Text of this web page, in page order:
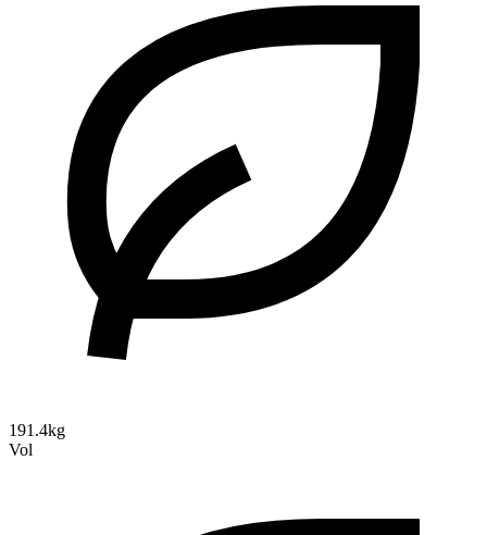
191.4kg
Vol